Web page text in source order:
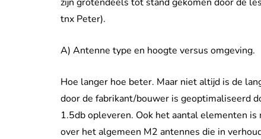
tnx Peter).
A) Antenne type en hoogte versus omgeving.
Hoe langer hoe beter. Maar niet altijd is de
door de fabrikant/bouwer is geoptimaliseerd
1.5db opleveren. Ook het aantal elementen
over het algemeen M2 antennes die in